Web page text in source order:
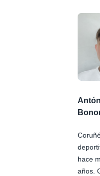
hace
años.